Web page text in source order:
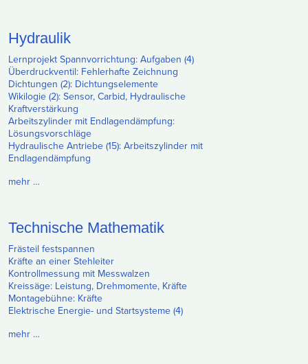
Hydraulik
Lernprojekt Spannvorrichtung: Aufgaben (4)
Überdruckventil: Fehlerhafte Zeichnung
Dichtungen (2): Dichtungselemente
Wikilogie (2): Sensor, Carbid, Hydraulische
Kraftverstärkung
Arbeitszylinder mit Endlagendämpfung:
Lösungsvorschläge
Hydraulische Antriebe (15): Arbeitszylinder mit
Endlagendämpfung
mehr …
Technische Mathematik
Frästeil festspannen
Kräfte an einer Stehleiter
Kontrollmessung mit Messwalzen
Kreissäge: Leistung, Drehmomente, Kräfte
Montagebühne: Kräfte
Elektrische Energie- und Startsysteme (4)
mehr …